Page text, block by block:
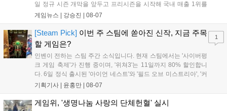
일 정규 시즌 개막을 앞두고 프리시즌을 시작해 국내 매출 1위를
기록했습니다. 25주년을 맞은 '고스트 리콘' 시리즈는 8월 6일 쇼
'마블 투혼: 파이팅 소울즈'와 레트로 수리 시뮬레이션 '리스토
리'도 스팀에 정식 출시되었습니다....
게임뉴스 | 강승진 08-07
[Steam Pick] 이번 주 스팀에 쏟아진 신작, 지금 주목
할 게임은?
인벤이 전하는 스팀 주간 소식입니다. 현재 스팀에서는 '사이버펑
크 게임 축제'가 진행 중이며, '위쳐3'는 11일까지 80% 할인합니
다. 6일 정식 출시된 '아이언 네스트'와 '필드 오브 미스트리아', '커
세어 코브'가 호평받고 있습니다. 한편, 7일 출시된 '마블 투혼'은
다. 유비소프트의 '고스트리콘: 와일드랜드'는 7년 만의 대규모 업
기획기사 | 윤홍만 08-07
1
게임위, '생명나눔 사랑의 단체헌혈' 실시